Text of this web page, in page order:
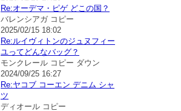
Re:オーデマ・ピゲ どこの国？
バレンシアガ コピー
2025/02/15 18:02
Re:ルイヴィトンのジュヌフィー
ユってどんなバッグ？
モンクレール コピー ダウン
2024/09/25 16:27
Re:ヤコブ コーエン デニム シャ
ツ
ディオール コピー